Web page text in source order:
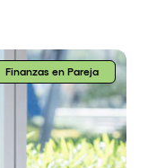
Finanzas en Pareja